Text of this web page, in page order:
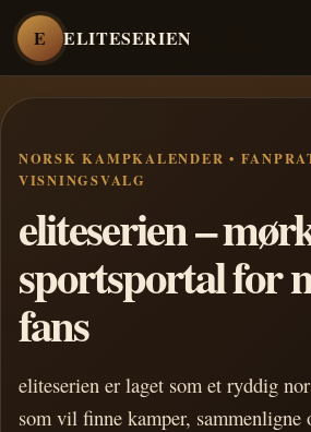
E ELITESERIEN
NORSK KAMPKALENDER •
VISNINGSVALG
eliteserien –
sportsportal for
fans
eliteserien er laget som et ryddig
som vil finne kamper, sammenligne